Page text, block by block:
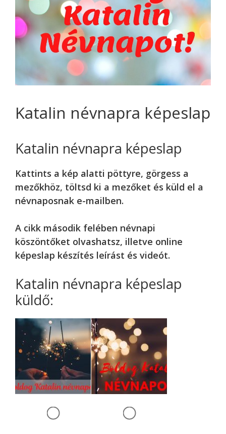
Katalin névnapra képeslap
Katalin névnapra képeslap
Kattints a kép alatti pöttyre, görgess a
mezőkhöz, töltsd ki a mezőket és küld el a
névnaposnak e-mailben.
A cikk második felében névnapi
köszöntőket olvashatsz, illetve online
képeslap készítés leírást és videót.
Katalin névnapra képeslap
küldő: